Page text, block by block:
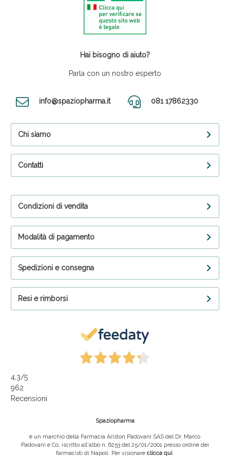
Hai bisogno di aiuto?
Parla con un nostro esperto
info@spaziopharma.it 081 17862330
Chi siamo
Contatti
Condizioni di vendita
Modalità di pagamento
Spedizioni e consegna
Resi e rimborsi
4,3/5
962
Recensioni
Spaziopharma
è un marchio della Farmacia Ariston Padovani SAS del Dr. Marco
Padovani e Co, iscritto all'albo n. 6253 del 25/01/2001 presso ordine dei
farmacisti di Napoli. Per visionare clicca qui.